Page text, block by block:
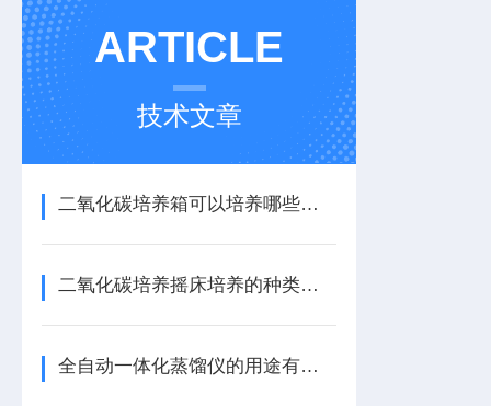
ARTICLE
技术文章
二氧化碳培养箱可以培养哪些细菌
二氧化碳培养摇床培养的种类有哪些类型
全自动一体化蒸馏仪的用途有哪些